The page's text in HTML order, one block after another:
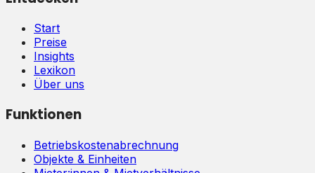
Start
Preise
Insights
Lexikon
Über uns
Funktionen
Betriebskostenabrechnung
Objekte & Einheiten